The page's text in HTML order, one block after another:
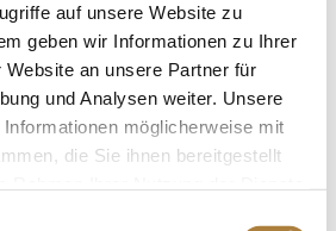
auf unsere Website zu
geben wir Informationen zu Ihrer
Website an unsere Partner für
und Analysen weiter. Unsere
möglicherweise mit
die Sie ihnen bereitgestellt
und Kür-Silber für
| 30. Juli 2019 |
Talentpool
ihre Saison bei
in Italien San Giovanni. Bianca